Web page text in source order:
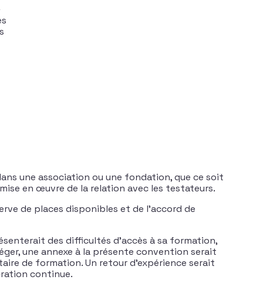
une association ou une fondation, que ce soit
en œuvre de la relation avec les testateurs.
de places disponibles et de l’accord de
des difficultés d’accès à sa formation,
une annexe à la présente convention serait
de formation. Un retour d’expérience serait
continue.